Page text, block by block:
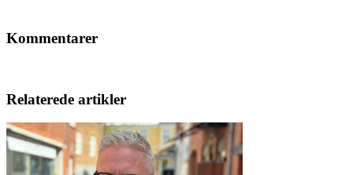
Kommentarer
Relaterede artikler